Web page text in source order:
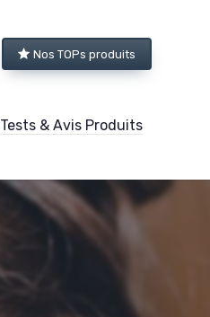
Nos TOPs produits
Tests & Avis Produits